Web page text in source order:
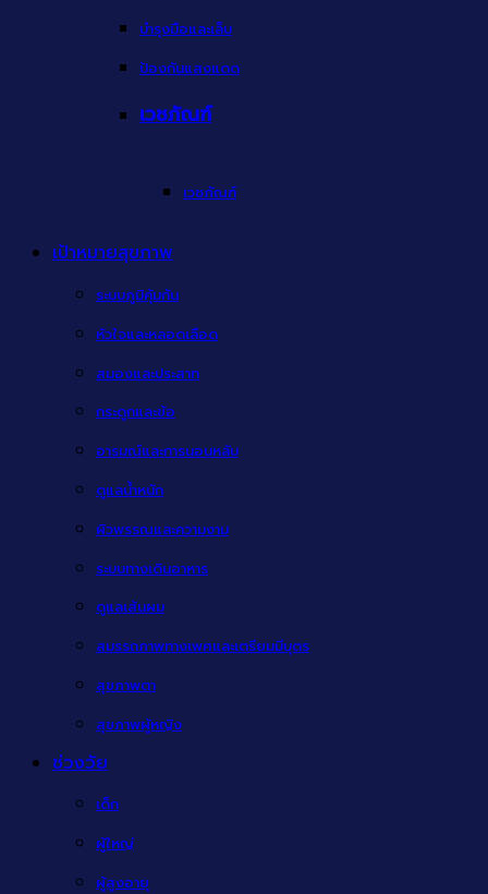
บำรุงมือและเล็บ
ป้องกันแสงแดด
เวชภัณฑ์
เวชภัณฑ์
เป้าหมายสุขภาพ
ระบบภูมิคุ้มกัน
หัวใจและหลอดเลือด
สมองและประสาท
กระดูกและข้อ
อารมณ์และการนอนหลับ
ดูแลน้ำหนัก
ผิวพรรณและความงาม
ระบบทางเดินอาหาร
ดูแลเส้นผม
สมรรถภาพทางเพศและเตรียมมีบุตร
สุขภาพตา
สุขภาพผู้หญิง
ช่วงวัย
เด็ก
ผู้ใหญ่
ผู้สูงอายุ